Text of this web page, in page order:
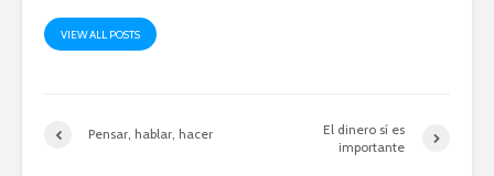
VIEW ALL POSTS
Pensar, hablar, hacer
El dinero sí es
importante